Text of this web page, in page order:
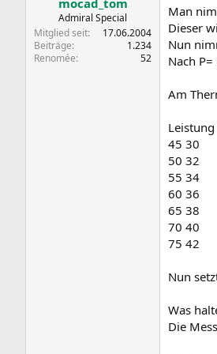
Admiral Special
Mitglied seit
17.06.2004
Beiträge
1.234
Renomée
52
Man
Dieser
Nun
Nach
Am
45 30
50 32
55 34
60 36
65 38
70 40
75 42
Nun
Was
Die